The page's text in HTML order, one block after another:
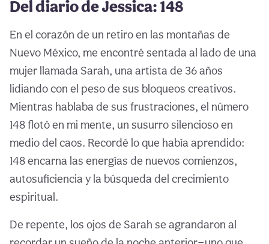
Del diario de Jessica: 148
En el corazón de un retiro en las montañas de
Nuevo México, me encontré sentada al lado de una
mujer llamada Sarah, una artista de 36 años
lidiando con el peso de sus bloqueos creativos.
Mientras hablaba de sus frustraciones, el número
148 flotó en mi mente, un susurro silencioso en
medio del caos. Recordé lo que había aprendido:
148 encarna las energías de nuevos comienzos,
autosuficiencia y la búsqueda del crecimiento
espiritual.
De repente, los ojos de Sarah se agrandaron al